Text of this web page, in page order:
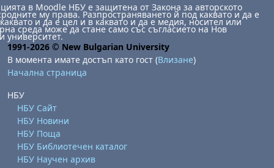
в Moodle НБУ е защитена от Закона за авторското
му права. Разпространяването й под каквато и да е
и да е цел и в каквато и да е медия, носител или
среда може да стане само със съгласието на Нов
университет.
1991-2026 © New Bulgarian University
В момента имате достъп като гост (Влизане)
Начална страница
НБУ
НБУ Сайт
НБУ Новини
НБУ Поща
НБУ Библиотечен каталог
НБУ Научен архив